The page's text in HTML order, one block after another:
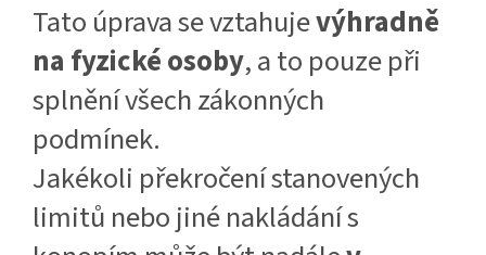
Tato úprava se vztahujevýhradně
na fyzické osoby, a to pouze při
splnění všech zákonných
podmínek.
Jakékoli překročení stanovených
limitů nebo jiné nakládání s